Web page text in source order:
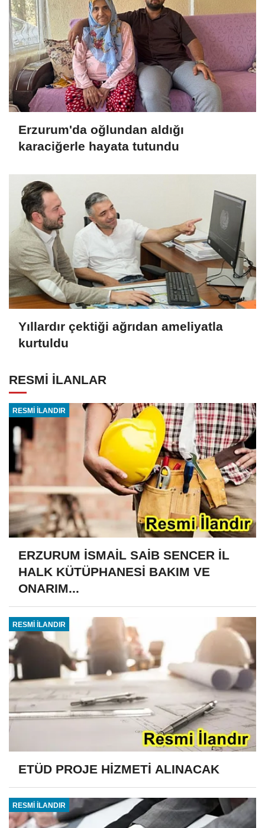
Erzurum'da oğlundan aldığı
karaciğerle hayata tutundu
Yıllardır çektiği ağrıdan ameliyatla
kurtuldu
RESMİ İLANLAR
RESMİ İLANDIR
ERZURUM İSMAİL SAİB SENCER İL
HALK KÜTÜPHANESİ BAKIM VE
ONARIM...
RESMİ İLANDIR
ETÜD PROJE HİZMETİ ALINACAK
RESMİ İLANDIR